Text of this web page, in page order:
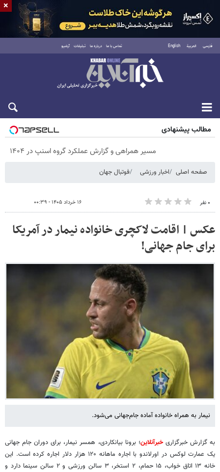
فارسی العربية English تماس با ما درباره ما تبلیغات آرشیو
جمعه ۱۶ مرداد ۱۴۰۵
مطالب پیشنهادی
مسیر همراهی و گزارش عملکرد گروه اسنپ در ۱۴۰۴
صفحه اصلی اخبار ورزشی فوتبال جهان
۰ نفر ۱۶ خرداد ۱۴۰۵ - ۰۰:۳۹
عکس | اقامت لاکچری خانواده نیمار در آمریکا
برای جام جهانی!
نیمار به همراه خانواده آماده جام‌جهانی می‌شود.
به گزارش خبرگزاریخبرآنلاین؛ برونا بیانکاردی، همسر نیمار، برای دوران جام جهانی
یک عمارت لوکس در اورلاندو با اجاره ماهانه ۱۲۰ هزار دلار اجاره کرده است. این
خانه ۱۳ اتاق خواب، ۱۵ حمام، ۲ استخر، ۳ سالن ورزشی و ۲ سالن سینما دارد و
×